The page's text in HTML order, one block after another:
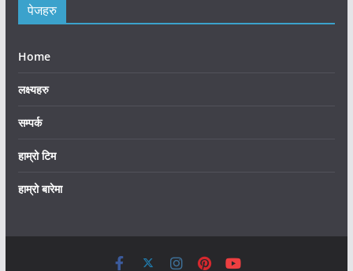
पेजहरु
Home
लक्ष्यहरु
सम्पर्क
हाम्रो टिम
हाम्रो बारेमा